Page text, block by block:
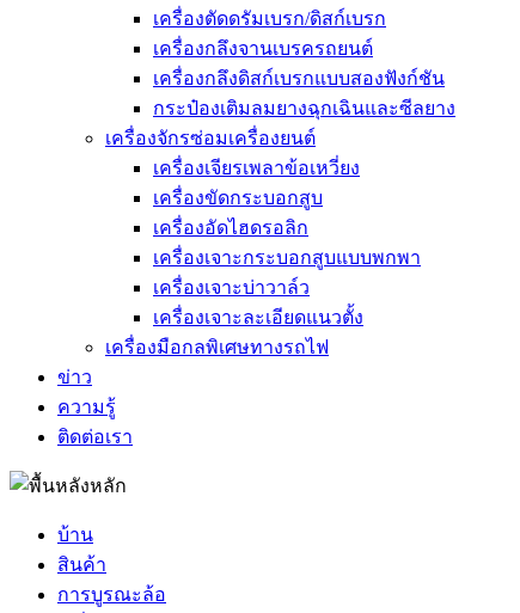
เครื่องตัดดรัมเบรก/ดิสก์เบรก
เครื่องกลึงจานเบรครถยนต์
เครื่องกลึงดิสก์เบรกแบบสองฟังก์ชัน
กระป๋องเติมลมยางฉุกเฉินและซีลยาง
เครื่องจักรซ่อมเครื่องยนต์
เครื่องเจียรเพลาข้อเหวี่ยง
เครื่องขัดกระบอกสูบ
เครื่องอัดไฮดรอลิก
เครื่องเจาะกระบอกสูบแบบพกพา
เครื่องเจาะบ่าวาล์ว
เครื่องเจาะละเอียดแนวตั้ง
เครื่องมือกลพิเศษทางรถไฟ
ข่าว
ความรู้
ติดต่อเรา
บ้าน
สินค้า
การบูรณะล้อ